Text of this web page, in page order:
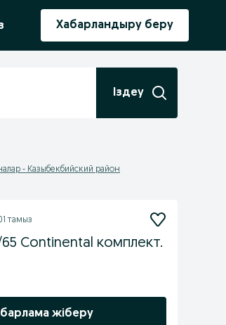
Хабарландыру беру
Іздеу
- Казыбекбийский район
тамыз
65 Continental комплект.
жіберу